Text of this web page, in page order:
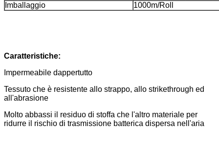
Imballaggio
1000m/Roll
Caratteristiche:
Impermeabile dappertutto
Tessuto che è resistente allo strappo, allo strikethrough ed
all'abrasione
Molto abbassi il residuo di stoffa che l'altro materiale per
ridurre il rischio di trasmissione batterica dispersa nell'aria